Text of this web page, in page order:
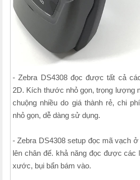
- Zebra DS4308 đọc được tất cả
2D. Kích thước nhỏ gọn, trọng lượng
chuộng nhiều do giá thành rẻ, chi
nhỏ gọn, dễ dàng sử dụng.
- Zebra DS4308 setup đọc mã vạch
lên chân đế. khả năng đọc được các
xước, bụi bẩn bám vào.